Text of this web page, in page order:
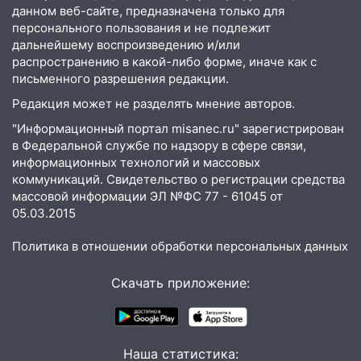
15:32 На «кольце» кроссовер сбил 18-
летнего мопедиста
15:00 В Ульяновске после тройного ДТП
14:32 На Ульяновскую область
надвигается жара
14:08 Пешеход переходил по «зебре»:
подробности серьезной аварии на
Фруктовой
В Димитровграде на улице
Трудовой горело здание
Водитель без прав врезался в
припаркованный автомобиль
Переезжал «зебру» на
велосипеде и попал под колеса
данном веб-сайте, предназначена только для
персонального пользования и не подлежит
дальнейшему воспроизведению и/или
распространению в какой-либо форме, иначе как с
письменного разрешения редакции.
Редакция может не разделять мнение авторов.
"Информационный портал misanec.ru" зарегистрирован
в Федеральной службе по надзору в сфере связи,
информационных технологий и массовых
коммуникаций. Свидетельство о регистрации средства
массовой информации ЭЛ №ФС 77 - 61045 от
05.03.2015
Политика в отношении обработки персональных данных
Скачать приложение:
Наша статистика: